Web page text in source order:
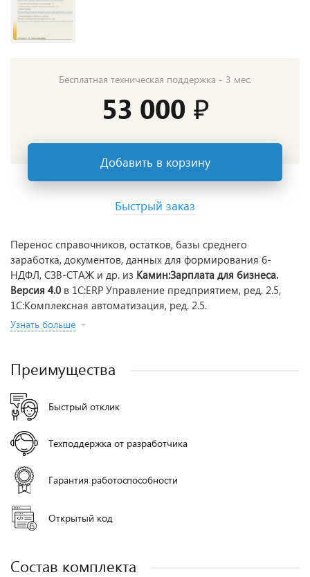
Перенос справочников, остатков, базы среднего
заработка, документов, данных для формирования 6-
НДФЛ, СЗВ-СТАЖ и др. из Камин:Зарплата для бизнеса.
Версия 4.0 в 1С:ERP Управление предприятием, ред. 2.5,
1С:Комплексная автоматизация, ред. 2.5.
Узнать больше
Бесплатная техническая поддержка - 3 мес.
53 000 ₽
Добавить в корзину
Быстрый заказ
Преимущества
Быстрый отклик
Техподдержка от разработчика
Гарантия работоспособности
Открытый код
Состав комплекта